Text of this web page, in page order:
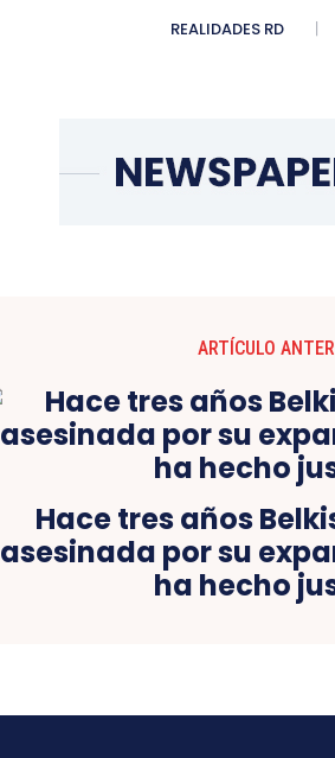
REALIDADES RD
ARTÍCULO
Hace tres años
asesinada por su
ha hecho